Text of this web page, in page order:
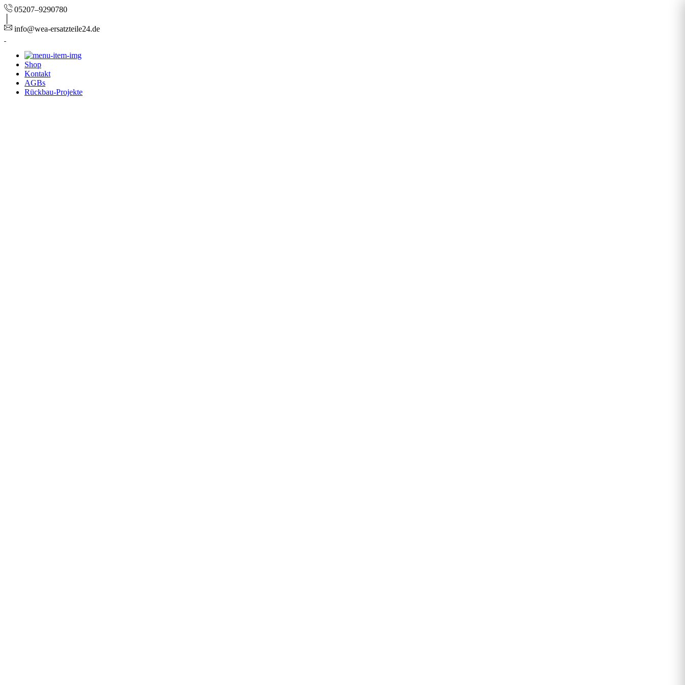
05207–9290780
info@wea-ersatzteile24.de
Shop
Kontakt
AGBs
Rückbau-Projekte